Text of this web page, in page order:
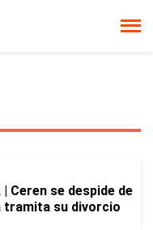
| Ceren se despide de
tramita su divorcio